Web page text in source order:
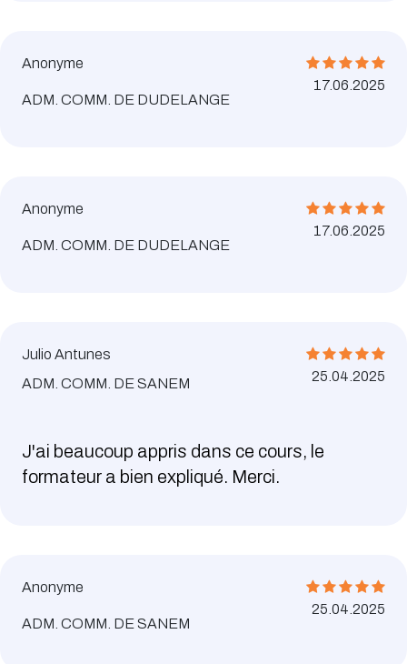
Anonyme
ADM. COMM. DE DUDELANGE
17.06.2025
Anonyme
ADM. COMM. DE DUDELANGE
17.06.2025
Julio Antunes
ADM. COMM. DE SANEM
25.04.2025
J'ai beaucoup appris dans ce cours, le
formateur a bien expliqué. Merci.
Anonyme
ADM. COMM. DE SANEM
25.04.2025